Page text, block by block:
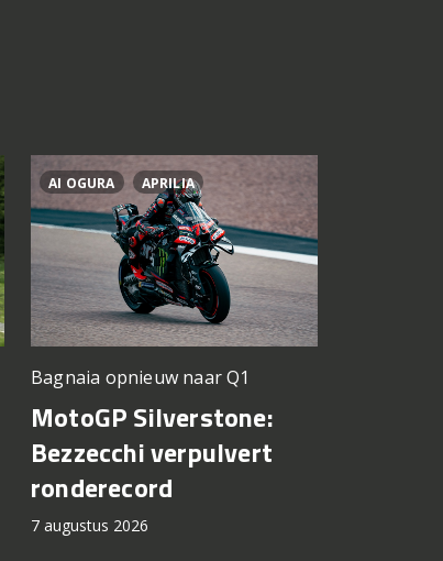
AI OGURA APRILIA
Bagnaia opnieuw naar Q1
MotoGP Silverstone:
Bezzecchi verpulvert
ronderecord
7 augustus 2026